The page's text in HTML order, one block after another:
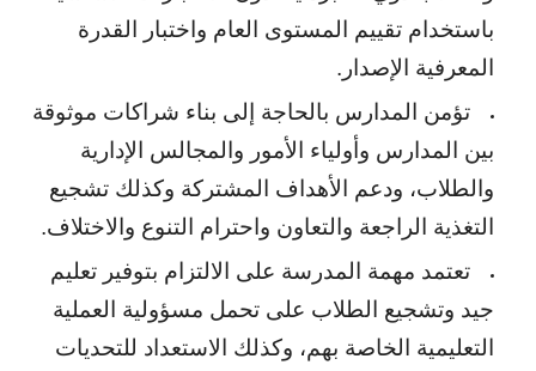
باستخدام تقييم المستوى العام واختبار القدرة
المعرفية الإصدار.
تؤمن المدارس بالحاجة إلى بناء شراكات موثوقة
بين المدارس وأولياء الأمور والمجالس الإدارية
والطلاب، ودعم الأهداف المشتركة وكذلك تشجيع
التغذية الراجعة والتعاون واحترام التنوع والاختلاف.
تعتمد مهمة المدرسة على الالتزام بتوفير تعليم
جيد وتشجيع الطلاب على تحمل مسؤولية العملية
التعليمية الخاصة بهم، وكذلك الاستعداد للتحديات